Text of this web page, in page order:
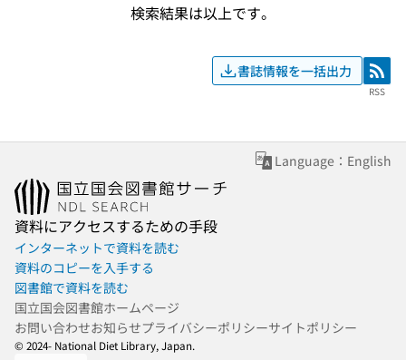
検索結果は以上です。
書誌情報を一括出力 RSS
RSS
Language：English
資料にアクセスするための手段
インターネットで資料を読む
資料のコピーを入手する
図書館で資料を読む
国立国会図書館ホームページ
お問い合わせお知らせプライバシーポリシーサイトポリシー
© 2024- National Diet Library, Japan.